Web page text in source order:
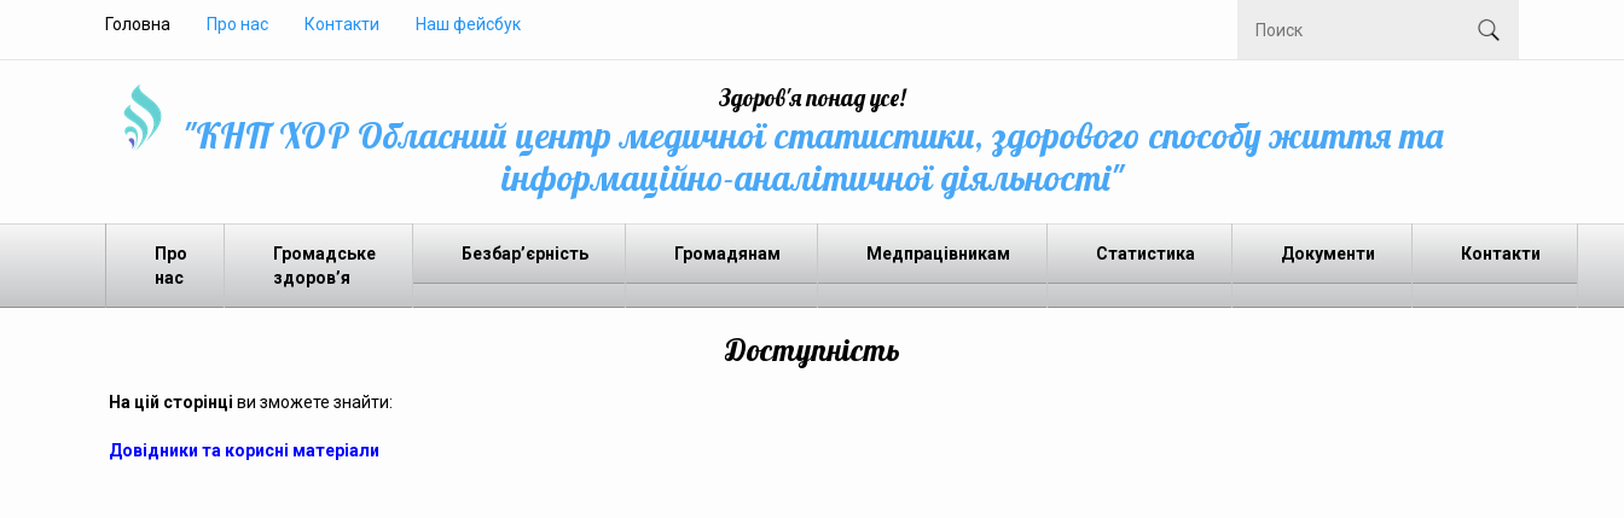
Головна Про нас Контакти Наш фейсбук
Здоров'я понад усе!
"КНП ХОР Обласний центр медичної статистики, здорового способу життя та
інформаційно-аналітичної діяльності"
Про
нас
Громадське
здоров’я
Безбар’єрність Громадянам Медпрацівникам Статистика Документи Контакти
Доступність
На цій сторінці ви зможете знайти:
Довідники та корисні матеріали